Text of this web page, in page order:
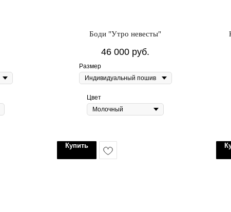
Боди "Утро невесты"
46 000 руб.
Размер
Цвет
Купить